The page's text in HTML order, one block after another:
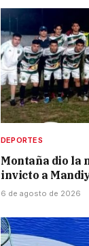
DEPORTES
Montaña dio la
invicto a
6 de agosto de 2026